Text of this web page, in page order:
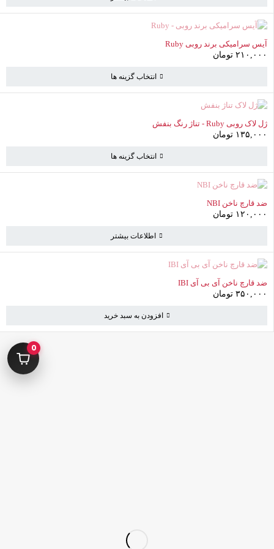
آیس سرامیکی برند روبی Ruby
۲۱۰,۰۰۰ تومان
انتخاب گزینه ها
ژل لاک روبی Ruby - تناژ رنگ بنفش
۱۳۵,۰۰۰ تومان
انتخاب گزینه ها
ضد قارچ ناخن NBI
۱۲۰,۰۰۰ تومان
اطلاعات بیشتر
ضد قارچ ناخن آی بی آی IBI
۳۵۰,۰۰۰ تومان
افزودن به سبد خرید
0